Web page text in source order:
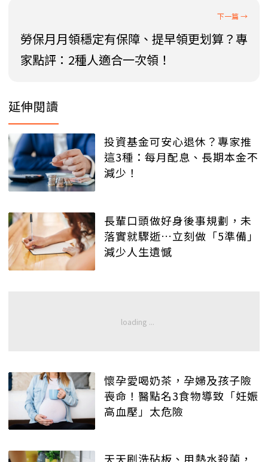
勞保月月領穩定有保障、提早領更划算？專
家點評：2種人適合一次領！
延伸閱讀
投資基金可安心退休？專家推
這3種：每月配息、長期本金不
減少！
長輩口頭做好身後事規劃，未
落實就驟逝…立刻做「5準備」
減少人生遺憾
懷孕愛喝奶茶，孕婦及孩子險
喪命！醫點名3食物導致「妊娠
高血壓」太危險
天天刷洗砧板、用熱水殺菌，